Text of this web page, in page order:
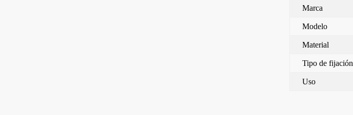
Marca
Modelo
Material
Tipo de fijación
Uso